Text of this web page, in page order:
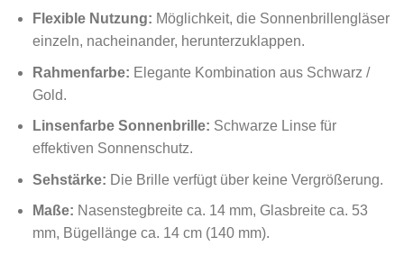
Flexible Nutzung: Möglichkeit, die Sonnenbrillengläser
einzeln, nacheinander, herunterzuklappen.
Rahmenfarbe: Elegante Kombination aus Schwarz /
Gold.
Linsenfarbe Sonnenbrille: Schwarze Linse für
effektiven Sonnenschutz.
Sehstärke: Die Brille verfügt über keine Vergrößerung.
Maße: Nasenstegbreite ca. 14 mm, Glasbreite ca. 53
mm, Bügellänge ca. 14 cm (140 mm).